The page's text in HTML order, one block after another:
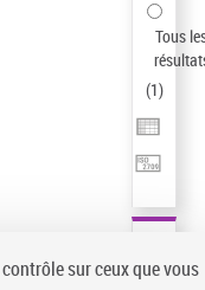
Tous
(1)
sur ceux que vous